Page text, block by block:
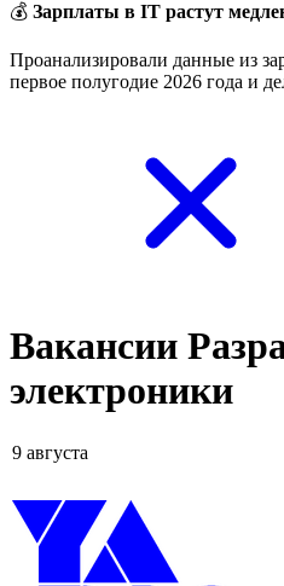
💰 Зарплаты в IT растут
Проанализировали данные из
первое полугодие 2026 года и
Вакансии
электроники
9 августа